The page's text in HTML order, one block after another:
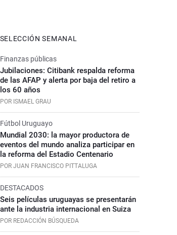
SELECCIÓN SEMANAL
Finanzas públicas
Jubilaciones: Citibank respalda reforma
de las AFAP y alerta por baja del retiro a
los 60 años
POR ISMAEL GRAU
Fútbol Uruguayo
Mundial 2030: la mayor productora de
eventos del mundo analiza participar en
la reforma del Estadio Centenario
POR JUAN FRANCISCO PITTALUGA
DESTACADOS
Seis películas uruguayas se presentarán
ante la industria internacional en Suiza
POR REDACCIÓN BÚSQUEDA